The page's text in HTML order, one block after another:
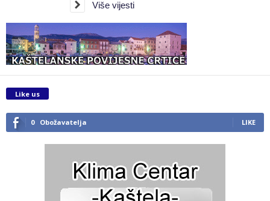
Više vijesti
Like us
0 Obožavatelja LIKE